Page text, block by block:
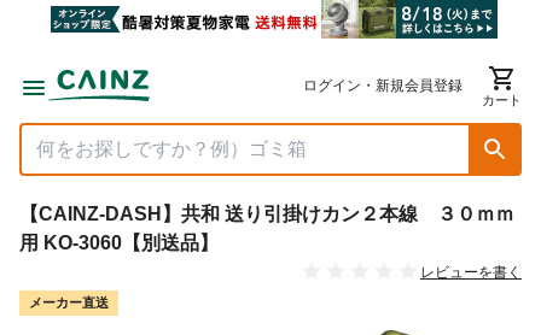
ログイン・新規会員登録
カート
【CAINZ-DASH】共和 送り引掛けカン２本線 ３０ｍｍ
用 KO-3060【別送品】
レビューを書く
メーカー直送